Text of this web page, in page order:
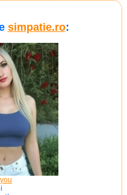
simpatie.ro: